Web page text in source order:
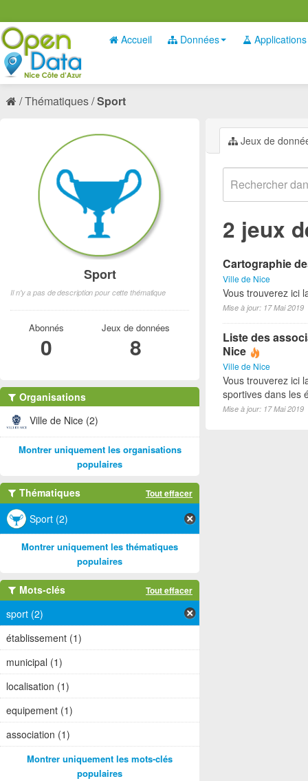
Accueil Données Applications
Thématiques Sport
Jeux de
2 jeux
Cartographie
Ville de Nice
Vous trouverez ici
Mise à jour: 17 Mai 2019
Liste des
Nice
Ville de Nice
Vous trouverez ici
sportives dans les
Mise à jour: 17 Mai 2019
Sport
Il n'y a pas de description pour cette thématique
Abonnés
0
Jeux de données
8
Organisations
Ville de Nice (2)
Montrer uniquement les organisations
populaires
Thématiques Tout effacer
Sport (2)
Montrer uniquement les thématiques
populaires
Mots-clés Tout effacer
sport (2)
établissement (1)
municipal (1)
localisation (1)
equipement (1)
association (1)
Montrer uniquement les mots-clés
populaires